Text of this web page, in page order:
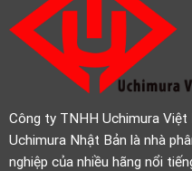
Công ty TNHH Uchimura
Uchimura Nhật Bản là nhà
nghiệp của nhiều hãng nổi